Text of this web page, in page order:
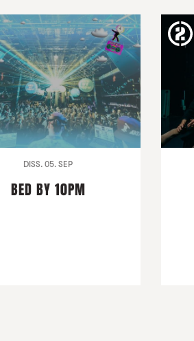
DISS. 05. SEP
BED BY 10PM